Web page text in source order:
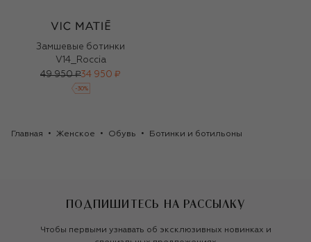
Замшевые ботинки
V14_Roccia
49 950 ₽34 950 ₽
-30%
Главная Женское Обувь Ботинки и ботильоны
ПОДПИШИТЕСЬ НА РАССЫЛКУ
Чтобы первыми узнавать об эксклюзивных новинках и